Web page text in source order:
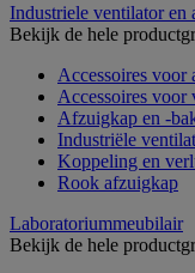
Industriele ventilator en
Bekijk de hele
Accessoires voor
Accessoires voor
Afzuigkap en -
Industriële
Koppeling en
Rook afzuigkap
Laboratoriummeubilair
Bekijk de hele